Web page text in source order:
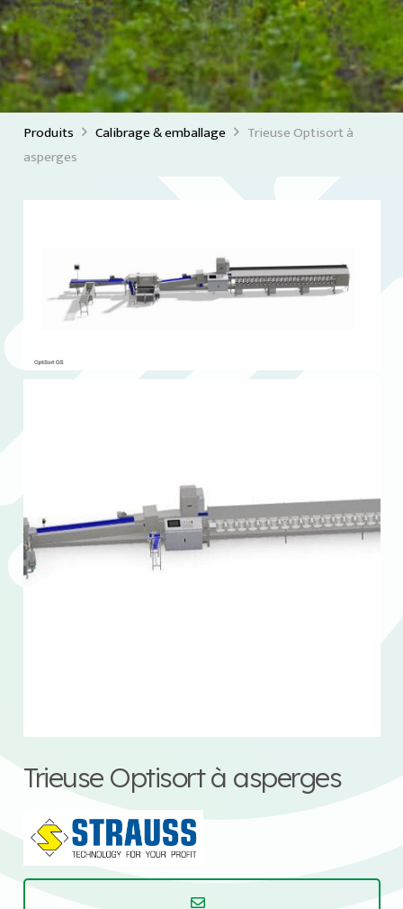
Produits Calibrage & emballage
Trieuse Optisort à
asperges
Trieuse Optisort à asperges